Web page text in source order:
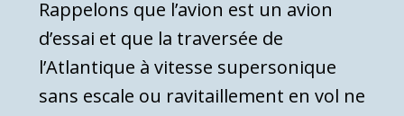
Rappelons que l’avion est un avion
d’essai et que la traversée de
l’Atlantique à vitesse supersonique
sans escale ou ravitaillement en vol ne